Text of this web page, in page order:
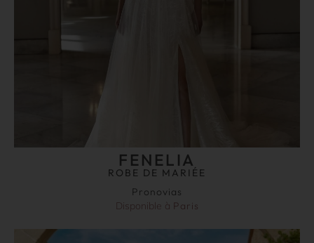
FENELIA
ROBE DE MARIÉE
Pronovias
Disponible à Paris